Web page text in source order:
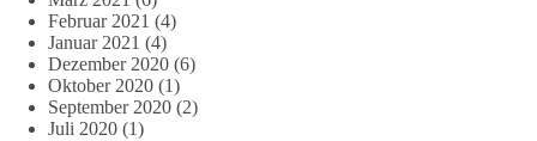
Februar 2021 (4)
Januar 2021 (4)
Dezember 2020 (6)
Oktober 2020 (1)
September 2020 (2)
Juli 2020 (1)